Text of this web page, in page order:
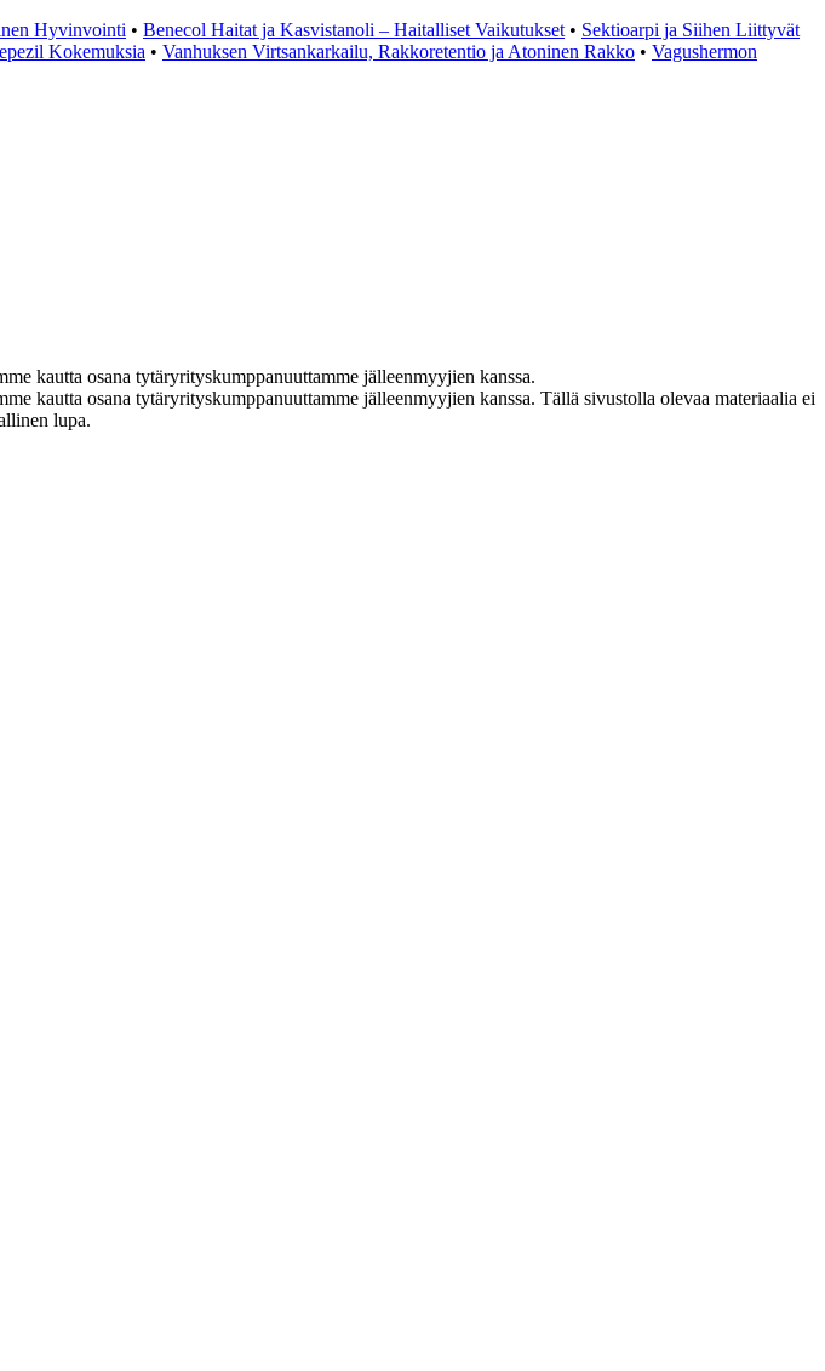
Hyvinvointi • Benecol Haitat ja Kasvistanoli – Haitalliset Vaikutukset • Sektioarpi ja Siihen Liittyvät
Kokemuksia • Vanhuksen Virtsankarkailu, Rakkoretentio ja Atoninen Rakko • Vagushermon
kautta osana tytäryrityskumppanuuttamme jälleenmyyjien kanssa.
kautta osana tytäryrityskumppanuuttamme jälleenmyyjien kanssa. Tällä sivustolla olevaa materiaalia ei
lupa.